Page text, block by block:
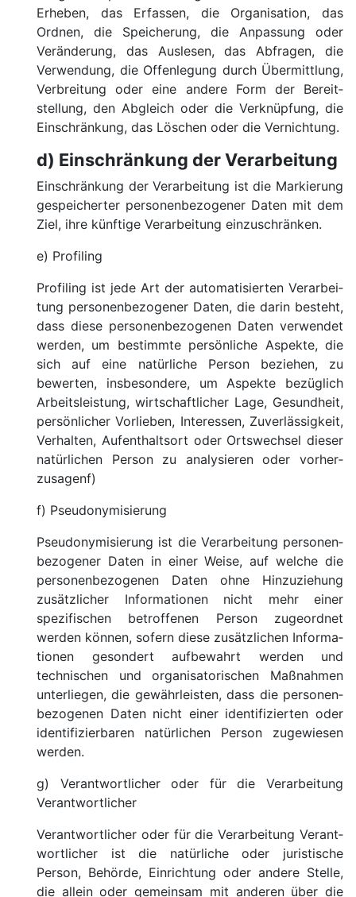
Erheben, das Erfassen, die Organi­sation, das
Ordnen, die Speicherung, die Anpassung oder
Verän­derung, das Auslesen, das Abfragen, die
Verwen­dung, die Offenlegung durch Übermittlung,
Verbrei­tung oder eine andere Form der Bereit­
stellung, den Abgleich oder die Verknüpfung, die
Einschränkung, das Löschen oder die Vernichtung.
d) Einschränkung der Verarbei­tung
Einschränkung der Verarbei­tung ist die Markierung
gespeicherter personen­bezogener Daten mit dem
Ziel, ihre künftige Verarbei­tung einzuschränken.
e) Profiling
Profiling ist jede Art der automatisierten Verarbei­
tung personen­bezogener Daten, die darin besteht,
dass diese personen­bezogenen Daten verwendet
werden, um bestimmte persönliche Aspekte, die
sich auf eine natürliche Person beziehen, zu
bewerten, insbesondere, um Aspekte bezüglich
Arbeits­leistung, wirt­schaft­licher Lage, Gesundheit,
persön­licher Vorlieben, Interessen, Zuver­lässigkeit,
Verhalten, Aufenthalt­sort oder Orts­wechsel dieser
natür­lichen Person zu analy­sieren oder vorher­
zusagenf)
f) Pseudonymisierung
Pseudonymisierung ist die Verarbei­tung personen­
bezogener Daten in einer Weise, auf welche die
personen­bezogenen Daten ohne Hinzu­ziehung
zusätz­licher Infor­mationen nicht mehr einer
spezifi­schen betroffenen Person zugeordnet
werden können, sofern diese zusätz­lichen Informa­
tionen gesondert aufbe­wahrt werden und
technischen und organisa­torischen Maßnahmen
unter­liegen, die gewähr­leisten, dass die personen­
bezogenen Daten nicht einer identifi­zierten oder
identi­fizierbaren natür­lichen Person zuge­wiesen
werden.
g) Verant­wortlicher oder für die Verarbei­tung
Verant­wortlicher
Verant­wortlicher oder für die Verarbei­tung Verant­
wortlicher ist die natür­liche oder juristi­sche
Person, Behörde, Ein­richtung oder andere Stelle,
die allein oder gemeinsam mit anderen über die